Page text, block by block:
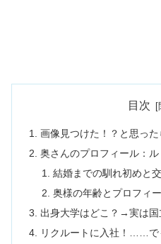
目次
画像見つけた！？と思っ
奥さんのプロフィール：
結婚までの馴れ初めと
奥様の年齢とプロフィ
出身大学はどこ？→実は国
リクルートに入社！……で